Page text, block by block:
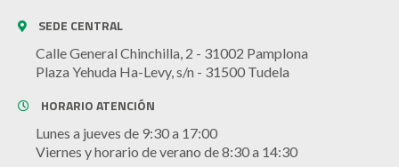
SEDE CENTRAL
Calle General Chinchilla, 2 - 31002 Pamplona
Plaza Yehuda Ha-Levy, s/n - 31500 Tudela
HORARIO ATENCIÓN
Lunes a jueves de 9:30 a 17:00
Viernes y horario de verano de 8:30 a 14:30